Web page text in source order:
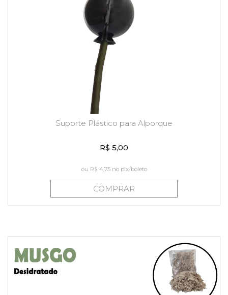
Suporte Plástico para Alporque
R$ 5,00
ou R$ 4,75no pix/boleto
COMPRAR